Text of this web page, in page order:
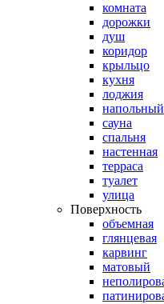
комната
дорожки
душ
коридор
крыльцо
кухня
лоджия
напольный
сауна
спальня
настенная
терраса
туалет
улица
Поверхность
объемная
глянцевая
карвинг
матовый